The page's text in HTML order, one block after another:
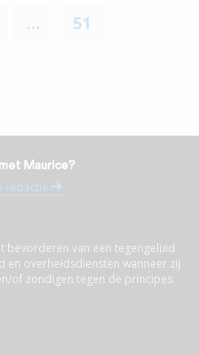
… 51
Maurice?
redactie
bevorderen van een tegengeluid
overheidsdiensten wanneer zij
of zondigen tegen de principes